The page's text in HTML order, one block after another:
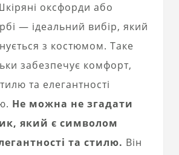
оксфорди або
— ідеальний вибір, який
з костюмом. Таке
забезпечує комфорт,
та елегантності
Не можна не згадати
який є символом
та стилю. Він